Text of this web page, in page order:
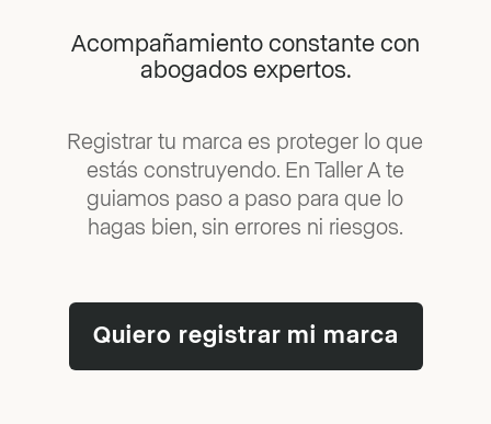
Acompañamiento constante con
abogados expertos.
Registrar tu marca es proteger lo que
estás construyendo. En Taller A te
guiamos paso a paso para que lo
hagas bien, sin errores ni riesgos.
Quiero registrar mi marca